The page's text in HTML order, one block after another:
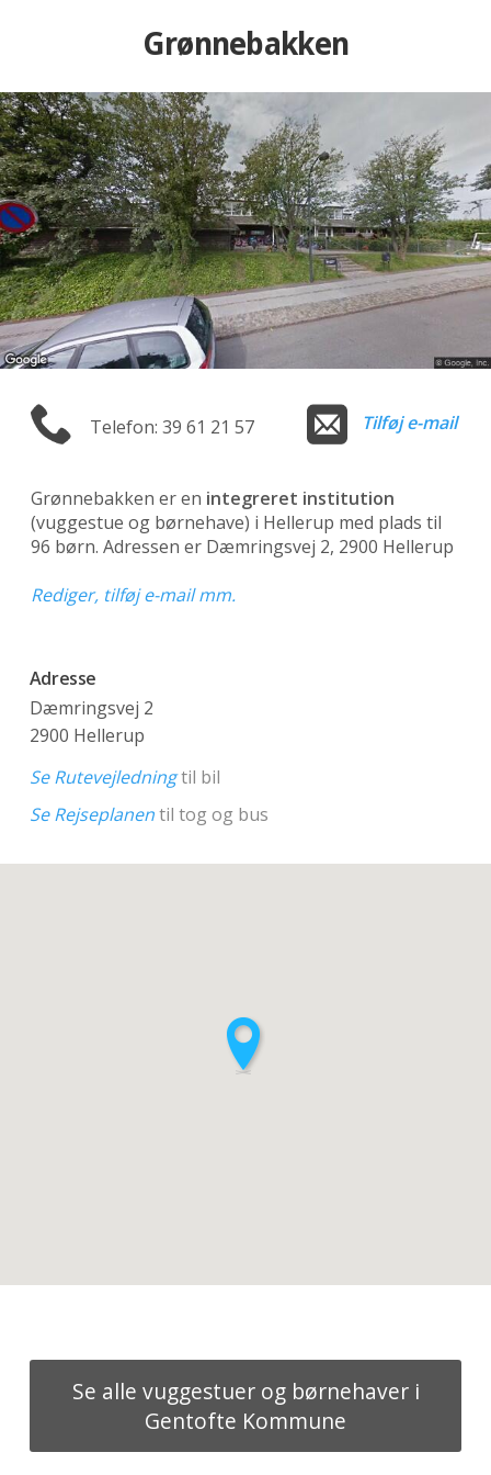
Grønnebakken
Telefon: 39 61 21 57 Tilføj e-mail
Grønnebakken er en integreret institution
(vuggestue og børnehave) i Hellerup med plads til
96 børn. Adressen er Dæmringsvej 2, 2900 Hellerup
Rediger, tilføj e-mail mm.
Adresse
Dæmringsvej 2
2900 Hellerup
Se Rutevejledningtil bil
Se Rejseplanentil tog og bus
Se alle vuggestuer og børnehaver i
Gentofte Kommune